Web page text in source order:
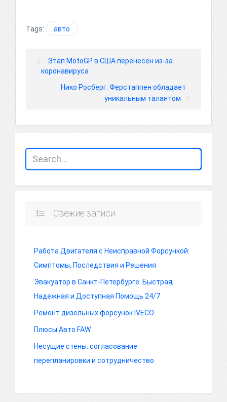
Tags: авто
Этап MotoGP в США перенесен из-за
коронавируса
Нико Росберг: Ферстаппен обладает
уникальным талантом
Свежие записи
Работа Двигателя с Неисправной Форсункой:
Симптомы, Последствия и Решения
Эвакуатор в Санкт-Петербурге: Быстрая,
Надежная и Доступная Помощь 24/7
Ремонт дизельных форсунок IVECO
Плюсы Авто FAW
Несущие стены: согласование
перепланировки и сотрудничество